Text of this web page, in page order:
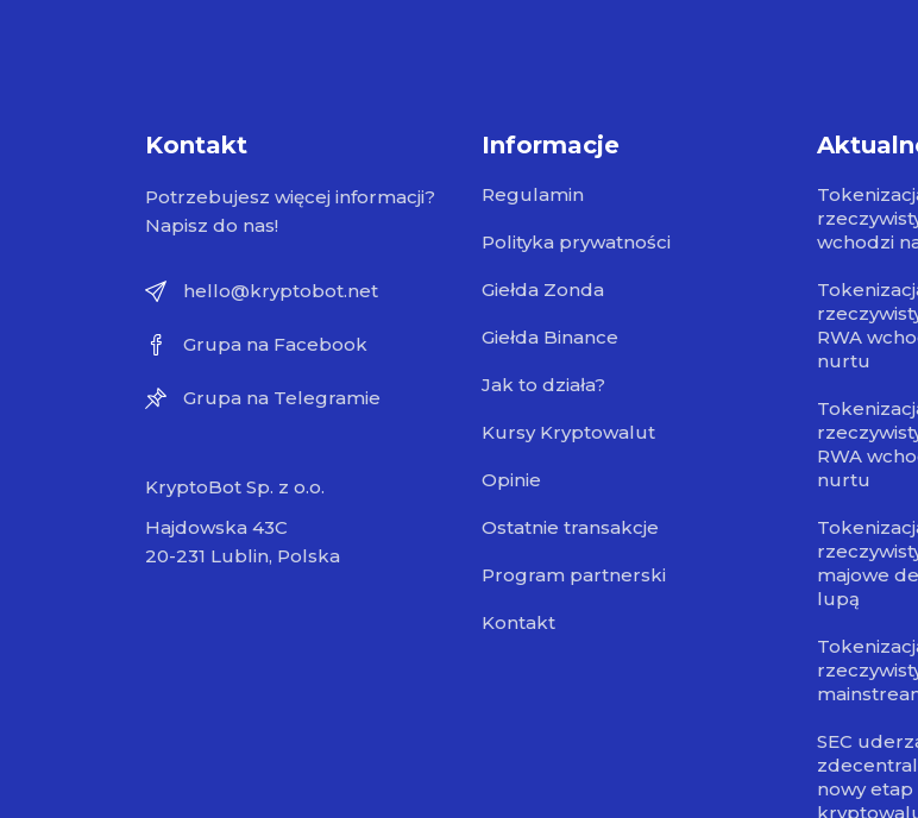
Kontakt
Potrzebujesz więcej informacji?
Napisz do nas!
hello@kryptobot.net
Grupa na Facebook
Grupa na Telegramie
KryptoBot Sp. z o.o.
Hajdowska 43C
20-231 Lublin, Polska
Informacje
Regulamin
Polityka prywatności
Giełda Zonda
Giełda Binance
Jak to działa?
Kursy Kryptowalut
Opinie
Ostatnie transakcje
Program partnerski
Kontakt
wchodzi
RWA
nurtu
RWA
nurtu
majowe
lupą
SEC
nowy